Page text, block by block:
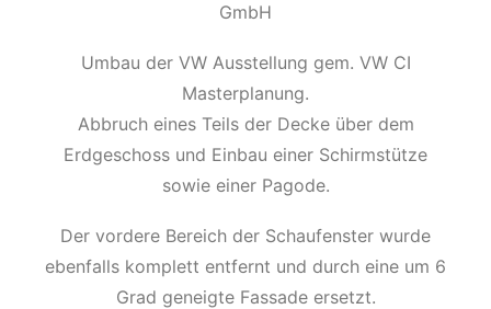
GmbH
Umbau der VW Ausstellung gem. VW CI
Masterplanung.
Abbruch eines Teils der Decke über dem
Erdgeschoss und Einbau einer Schirmstütze
sowie einer Pagode.
Der vordere Bereich der Schaufenster wurde
ebenfalls komplett entfernt und durch eine um 6
Grad geneigte Fassade ersetzt.